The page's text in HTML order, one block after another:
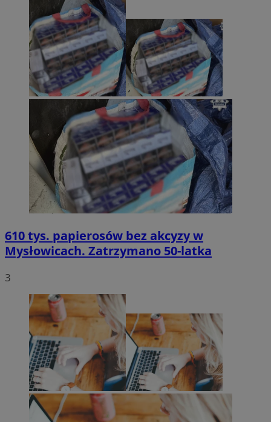
610 tys. papierosów bez akcyzy w
Mysłowicach. Zatrzymano 50-latka
3